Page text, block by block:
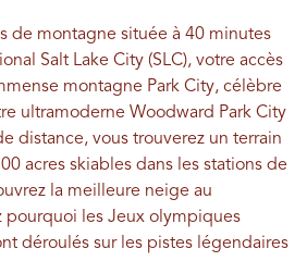
de montagne située à 40 minutes
Salt Lake City (SLC), votre accès
montagne Park City, célèbre
ultramoderne Woodward Park City
distance, vous trouverez un terrain
acres skiables dans les stations de
la meilleure neige au
les Jeux olympiques
déroulés sur les pistes légendaires